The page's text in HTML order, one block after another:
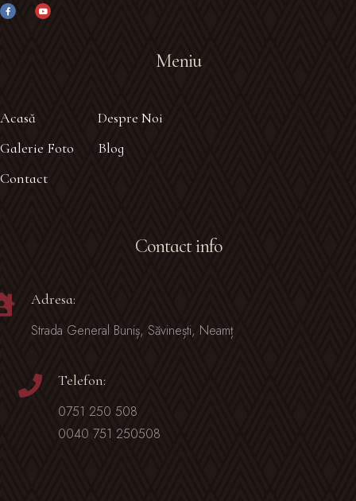
Meniu
Acasă
Despre Noi
Galerie Foto
Blog
Contact
Contact info
Adresa:
Strada General Buniș, Săvinești, Neamț
Telefon:
0751 250 508
0040 751 250508